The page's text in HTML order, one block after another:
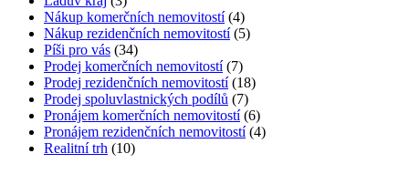
Nákup komerčních nemovitostí(4)
Nákup rezidenčních nemovitostí(5)
Píši pro vás (34)
Prodej komerčních nemovitostí(7)
Prodej rezidenčních nemovitostí(18)
Prodej spoluvlastnických podílů (7)
Pronájem komerčních nemovitostí(6)
Pronájem rezidenčních nemovitostí(4)
Realitní trh (10)